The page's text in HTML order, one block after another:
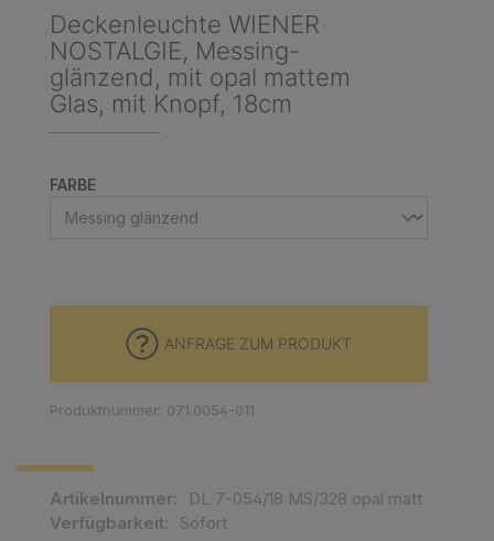
Deckenleuchte WIENER
NOSTALGIE, Messing-
glänzend, mit opal mattem
Glas, mit Knopf, 18cm
FARBEAUSWÄHLEN
Artikelnummer:
DL 7-054/18 MS/328 opal matt
Verfügbarkeit:
Sofort
ANFRAGE ZUM PRODUKT
Produktnummer: 071.0054-011